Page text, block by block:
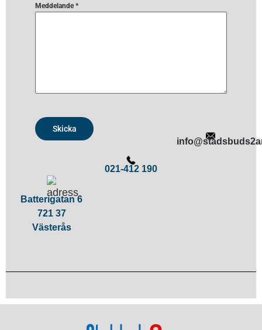
Meddelande*
Skicka
Batterigatan 6
721 37
Västerås
021-412 190